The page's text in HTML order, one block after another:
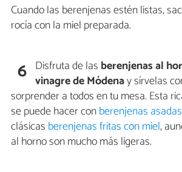
Cuando las berenjenas estén listas,
rocía con la miel preparada.
6 Disfruta de las berenjenas al
vinagre de Módenay sírvelas
sorprender a todos en tu mesa. Esta
se puede hacer conberenjenas asadas
clásicas berenjenas fritas con miel,
al horno son mucho más ligeras.